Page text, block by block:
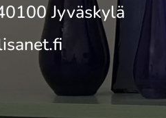
Jyväskylä